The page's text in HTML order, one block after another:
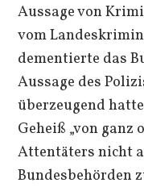
Aussage von
vom
dementierte das
Aussage des
überzeugend
Geheiß „von ganz
Attentäters nicht
Bundesbehörden